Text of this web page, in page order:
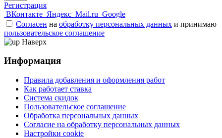
Регистрация
ВКонтакте Яндекс Mail.ru Google
Согласен на обработку персональных данных и принимаю
пользовательское соглашение
Наверх
Информация
Правила добавления и оформления работ
Как работает ставка
Система скидок
Пользовательское соглашение
Обработка персональных данных
Согласие на обработку персональных данных
Настройки cookie